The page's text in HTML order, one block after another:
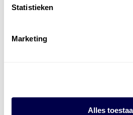
Statistieken
Marketing
Alles